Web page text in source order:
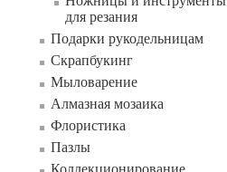
для резания
Подарки рукодельницам
Скрапбукинг
Мыловарение
Алмазная мозаика
Флористика
Пазлы
Коллекционирование